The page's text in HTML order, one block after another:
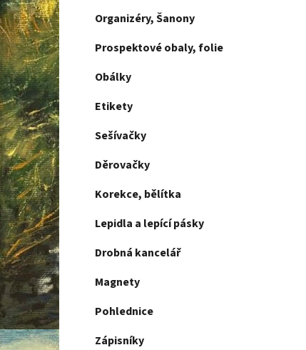
Organizéry, Šanony
Prospektové obaly, folie
Obálky
Etikety
Sešívačky
Děrovačky
Korekce, bělítka
Lepidla a lepící pásky
Drobná kancelář
Magnety
Pohlednice
Zápisníky